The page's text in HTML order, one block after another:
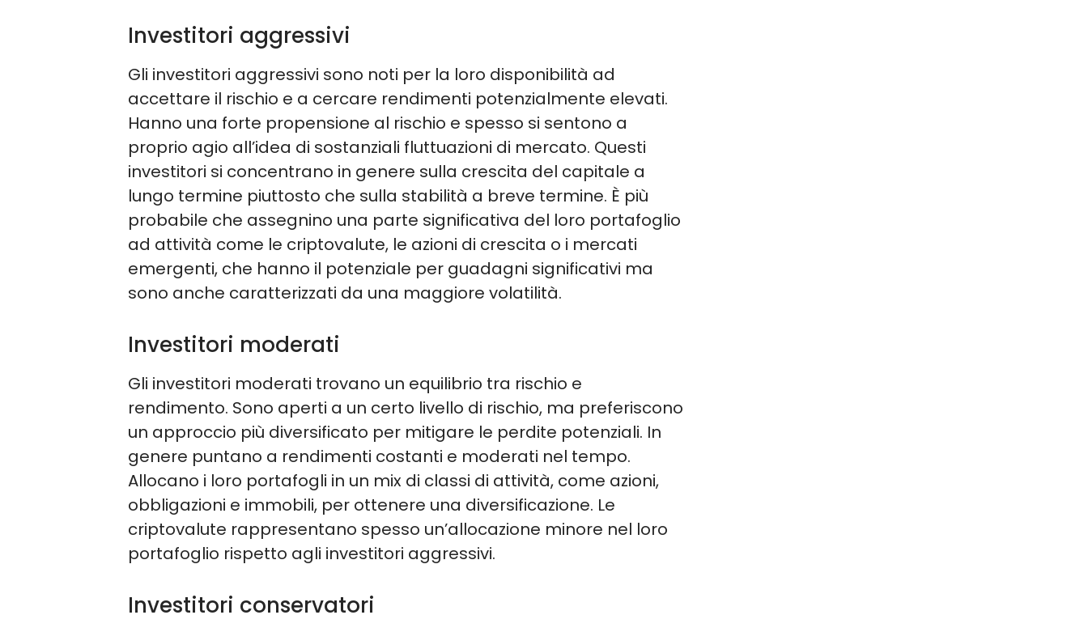
Investitori aggressivi
Gli investitori aggressivi sono noti per la loro disponibilità ad
accettare il rischio e a cercare rendimenti potenzialmente elevati.
Hanno una forte propensione al rischio e spesso si sentono a
proprio agio all’idea di sostanziali fluttuazioni di mercato. Questi
investitori si concentrano in genere sulla crescita del capitale a
lungo termine piuttosto che sulla stabilità a breve termine. È più
probabile che assegnino una parte significativa del loro portafoglio
ad attività come le criptovalute, le azioni di crescita o i mercati
emergenti, che hanno il potenziale per guadagni significativi ma
sono anche caratterizzati da una maggiore volatilità.
Investitori moderati
Gli investitori moderati trovano un equilibrio tra rischio e
rendimento. Sono aperti a un certo livello di rischio, ma preferiscono
un approccio più diversificato per mitigare le perdite potenziali. In
genere puntano a rendimenti costanti e moderati nel tempo.
Allocano i loro portafogli in un mix di classi di attività, come azioni,
obbligazioni e immobili, per ottenere una diversificazione. Le
criptovalute rappresentano spesso un’allocazione minore nel loro
portafoglio rispetto agli investitori aggressivi.
Investitori conservatori